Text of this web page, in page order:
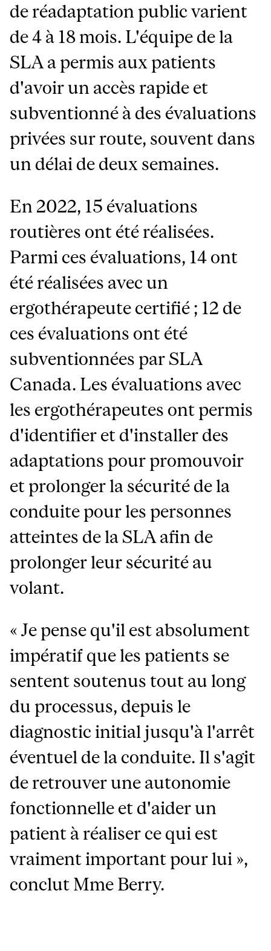
de réadaptation public varient
de 4 à 18 mois. L'équipe de la
SLA a permis aux patients
d'avoir un accès rapide et
subventionné à des évaluations
privées sur route, souvent dans
un délai de deux semaines.
En 2022, 15 évaluations
routières ont été réalisées.
Parmi ces évaluations, 14 ont
été réalisées avec un
ergothérapeute certifié ; 12 de
ces évaluations ont été
subventionnées par SLA
Canada. Les évaluations avec
les ergothérapeutes ont permis
d'identifier et d'installer des
adaptations pour promouvoir
et prolonger la sécurité de la
conduite pour les personnes
atteintes de la SLA afin de
prolonger leur sécurité au
volant.
« Je pense qu'il est absolument
impératif que les patients se
sentent soutenus tout au long
du processus, depuis le
diagnostic initial jusqu'à l'arrêt
éventuel de la conduite. Il s'agit
de retrouver une autonomie
fonctionnelle et d'aider un
patient à réaliser ce qui est
vraiment important pour lui »,
conclut Mme Berry.